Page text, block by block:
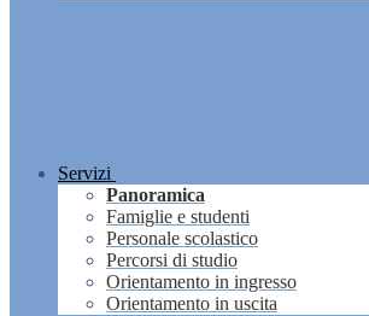
Servizi
Panoramica
Famiglie e studenti
Personale scolastico
Percorsi di studio
Orientamento in ingresso
Orientamento in uscita